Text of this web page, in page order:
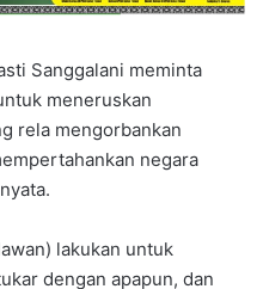
Sanggalani meminta
meneruskan
rela mengorbankan
negara
lakukan untuk
dengan apapun, dan